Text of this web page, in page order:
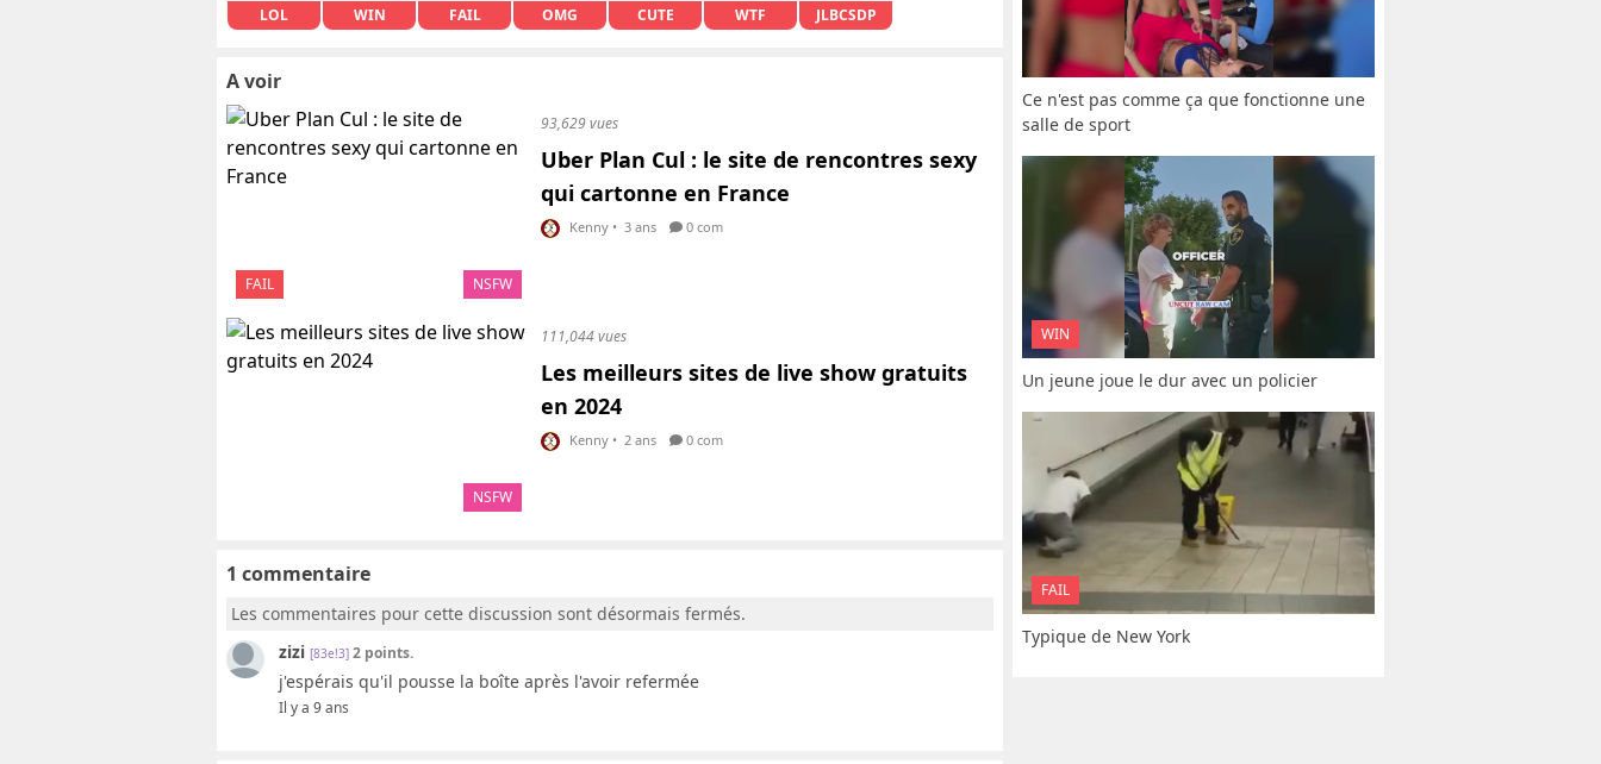
LOL WIN FAIL OMG CUTE WTF JLBCSDP
A voir
FAIL NSFW
93,629 vues
Uber Plan Cul : le site de rencontres sexy
qui cartonne en France
Kenny • 3 ans 0 com
NSFW
111,044 vues
Les meilleurs sites de live show gratuits
en 2024
Kenny • 2 ans 0 com
1 commentaire
Les commentaires pour cette discussion sont désormais fermés.
zizi [83e!3] 2 points.
j'espérais qu'il pousse la boîte après l'avoir refermée
Il y a 9 ans
Ce n'est pas comme ça que fonctionne une
salle de sport
WIN
Un jeune joue le dur avec un policier
FAIL
Typique de New York